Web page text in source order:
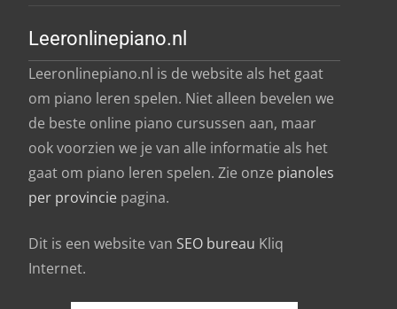
Leeronlinepiano.nl
Leeronlinepiano.nl is de website als het gaat
om piano leren spelen. Niet alleen bevelen we
de beste online piano cursussen aan, maar
ook voorzien we je van alle informatie als het
gaat om piano leren spelen. Zie onze pianoles
per provincie pagina.
Dit is een website van SEO bureau Kliq
Internet.